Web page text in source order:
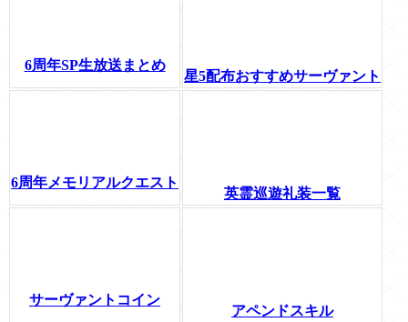
6周年SP生放送まとめ
星5配布おすすめサーヴァント
6周年メモリアルクエスト
英霊巡遊礼装一覧
サーヴァントコイン
アペンドスキル